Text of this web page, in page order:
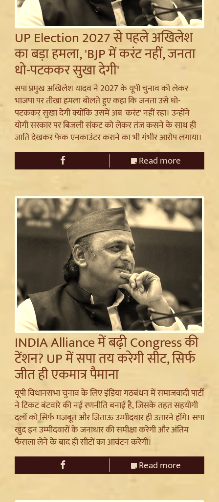
UP Election 2027 से पहले अखिलेश
का बड़ा हमला, 'BJP में करंट नहीं, जनता
धो-पटककर सुखा देगी'
सपा प्रमुख अखिलेश यादव ने 2027 के यूपी चुनाव को लेकर
भाजपा पर तीखा हमला बोलते हुए कहा कि जनता उसे धो-
पटककर सुखा देगी क्योंकि उसमें अब 'करंट' नहीं रहा। उन्होंने
योगी सरकार पर बिजली संकट को लेकर तंज कसने के साथ ही
जाति देखकर फेक एनकाउंटर कराने का भी गंभीर आरोप लगाया।
Read more
INDIA Alliance में बढ़ी Congress की
टेंशन? UP में सपा तय करेगी सीट, सिर्फ
जीत ही एकमात्र पैमाना
यूपी विधानसभा चुनाव के लिए इंडिया गठबंधन में समाजवादी पार्टी
ने टिकट बंटवारे की नई रणनीति बनाई है, जिसके तहत सहयोगी
दलों को सिर्फ मजबूत और जिताऊ उम्मीदवार ही उतारने होंगे। सपा
खुद इन उम्मीदवारों के जनाधार की समीक्षा करेगी और अंतिम
फैसला लेने के बाद ही सीटों का आवंटन करेगी।
Read more